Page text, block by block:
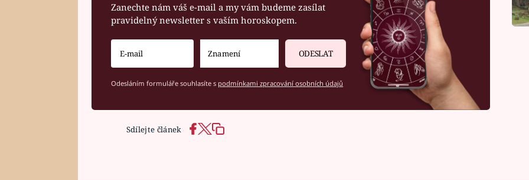
Zanechte nám váš e-mail a my vám budeme zasílat
pravidelný newsletter s vaším horoskopem.
ODESLAT
Odesláním formuláře souhlasíte s podmínkami zpracování osobních údajů
Sdílejte článek